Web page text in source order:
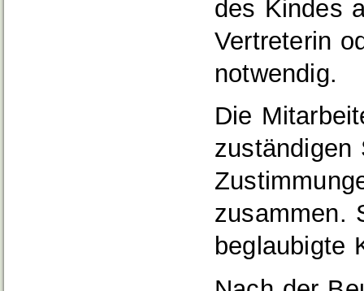
des Kindes
Vertreterin
notwendig.
Die
zusammen.
beglaubigte